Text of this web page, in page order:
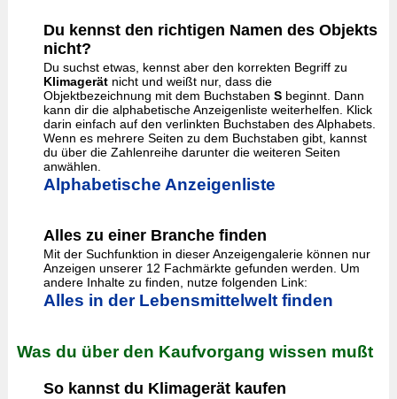
Du kennst den richtigen Namen des Objekts
nicht?
Du suchst etwas, kennst aber den korrekten Begriff zu
Klimagerätnicht und weißt nur, dass die
Objektbezeichnung mit dem Buchstaben Sbeginnt. Dann
kann dir die alphabetische Anzeigenliste weiterhelfen. Klick
darin einfach auf den verlinkten Buchstaben des Alphabets.
Wenn es mehrere Seiten zu dem Buchstaben gibt, kannst
du über die Zahlenreihe darunter die weiteren Seiten
anwählen.
Alphabetische Anzeigenliste
Alles zu einer Branche finden
Mit der Suchfunktion in dieser Anzeigengalerie können nur
Anzeigen unserer 12 Fachmärkte gefunden werden. Um
andere Inhalte zu finden, nutze folgenden Link:
Alles in der Lebensmittelwelt finden
Was du über den Kaufvorgang wissen mußt
So kannst du Klimagerät kaufen